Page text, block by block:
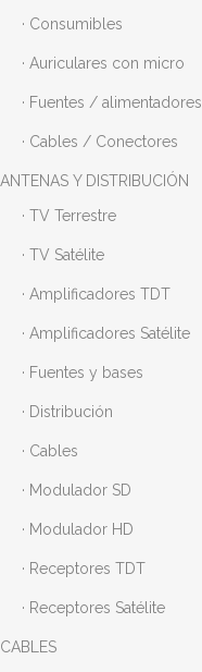
· Consumibles
· Auriculares con micro
· Fuentes / alimentadores
· Cables / Conectores
ANTENAS Y DISTRIBUCIÓN
· TV Terrestre
· TV Satélite
· Amplificadores TDT
· Amplificadores Satélite
· Fuentes y bases
· Distribución
· Cables
· Modulador SD
· Modulador HD
· Receptores TDT
· Receptores Satélite
CABLES